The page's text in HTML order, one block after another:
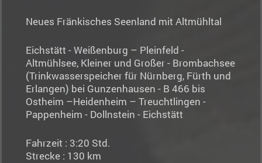
Neues Fränkisches Seenland mit Altmühltal
Eichstätt - Weißenburg – Pleinfeld -
Altmühlsee, Kleiner und Großer - Brombachsee
(Trinkwasserspeicher für Nürnberg, Fürth und
Erlangen) bei Gunzenhausen - B 466 bis
Ostheim –Heidenheim – Treuchtlingen -
Pappenheim - Dollnstein - Eichstätt
Fahrzeit : 3:20 Std.
Strecke : 130 km